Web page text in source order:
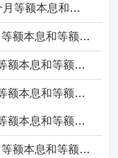
64.25元房贷（商业贷款）22年6个月等额本息和等额本金一年要还多少_22年6个月年利息多少_22年6个月本金多少
5.01万房贷（商业贷款）3年7个月等额本息和等额本金一年要还多少_3年7个月年利息多少_3年7个月本金多少
107.2万房贷（公积金贷款）30年等额本息和等额本金一年要还多少_30年年利息多少_30年本金多少
107.2万房贷（公积金贷款）28年等额本息和等额本金一年要还多少_28年年利息多少_28年本金多少
107.2万房贷（公积金贷款）25年等额本息和等额本金一年要还多少_25年年利息多少_25年本金多少
3.01万房贷（商业贷款）3年7个月等额本息和等额本金一年要还多少_3年7个月年利息多少_3年7个月本金多少